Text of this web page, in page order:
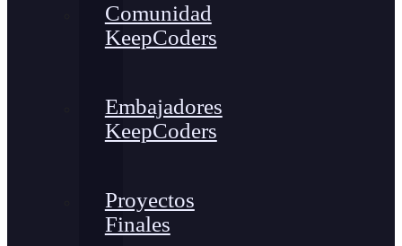
Comunidad
KeepCoders
Embajadores
KeepCoders
Proyectos
Finales